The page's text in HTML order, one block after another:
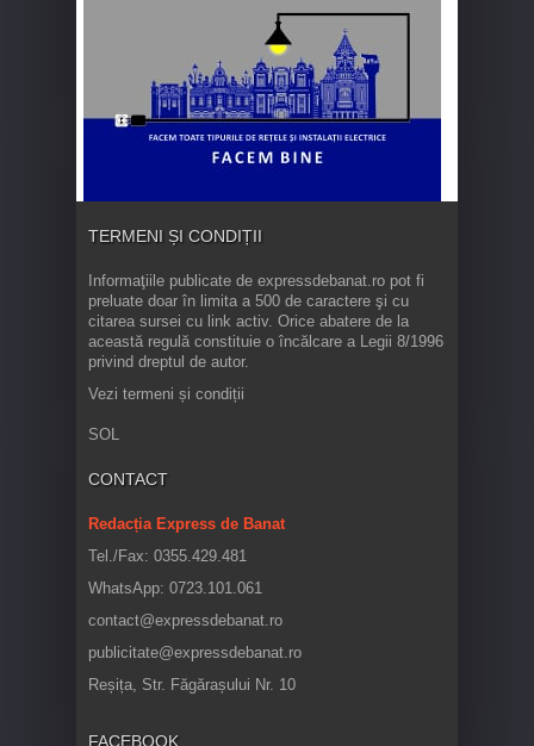
TERMENI ȘI CONDIȚII
Informaţiile publicate de expressdebanat.ro pot fi
preluate doar în limita a 500 de caractere şi cu
citarea sursei cu link activ. Orice abatere de la
această regulă constituie o încălcare a Legii 8/1996
privind dreptul de autor.
Vezi termeni și condiții
SOL
CONTACT
Redacția Express de Banat
Tel./Fax: 0355.429.481
WhatsApp: 0723.101.061
contact@expressdebanat.ro
publicitate@expressdebanat.ro
Reșița, Str. Făgărașului Nr. 10
FACEBOOK